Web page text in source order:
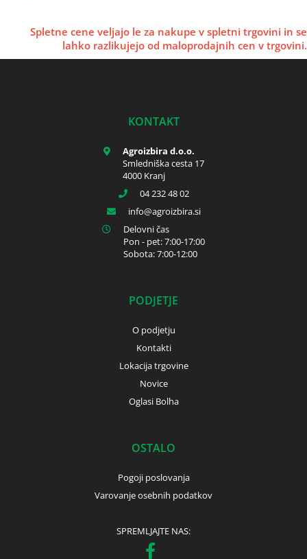
Spletne cene veljajo le za nakupe v spletni trgovini in se
lahko razlikujejo od maloprodajnih cen v trgovini.
KONTAKT
Agroizbira d.o.o.
Smledniška cesta 17
4000 Kranj
04 232 48 02
info
agroizbira.si
Delovni čas
Pon - pet: 7:00-17:00
Sobota: 7:00-12:00
PODJETJE
O podjetju
Kontakti
Lokacija trgovine
Novice
Oglasi Bolha
OSTALO
Pogoji poslovanja
Varovanje osebnih podatkov
SPREMLJAJTE NAS: